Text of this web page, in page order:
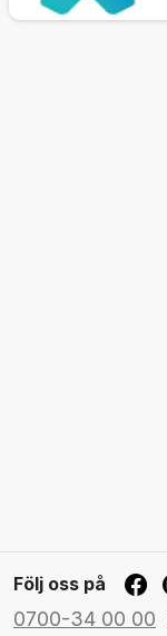
Följ oss på
0700-34 00 00